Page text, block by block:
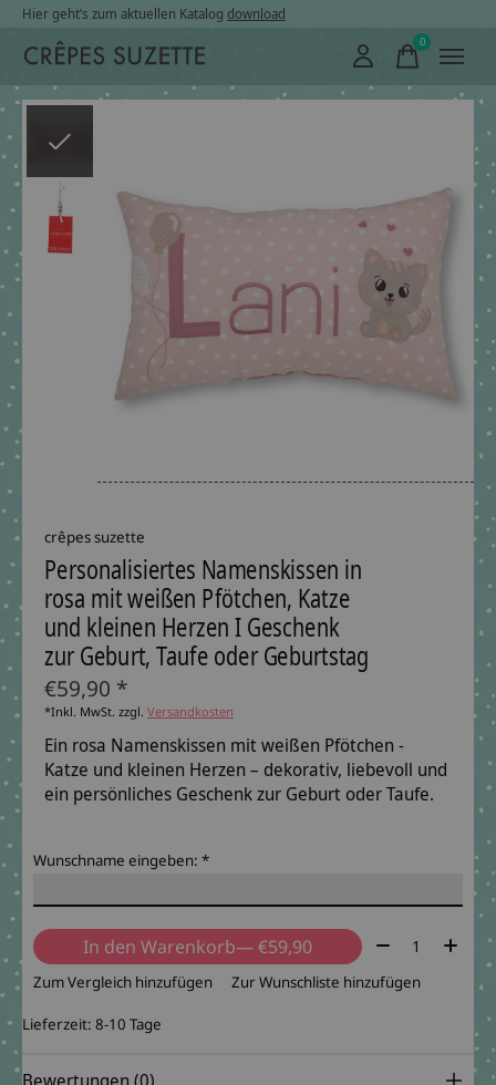
Hier geht’s zum aktuellen Katalog download
0items
crêpes suzette
Personalisiertes Namenskissen in
rosa mit weißen Pfötchen, Katze
und kleinen Herzen I Geschenk
zur Geburt, Taufe oder Geburtstag
€59,90 *
*Inkl. MwSt. zzgl. Versandkosten
Ein rosa Namenskissen mit weißen Pfötchen -
Katze und kleinen Herzen – dekorativ, liebevoll und
ein persönliches Geschenk zur Geburt oder Taufe.
Wunschname eingeben: *
In den Warenkorb — €59,90 Menge:
Zum Vergleich hinzufügen Zur Wunschliste hinzufügen
Lieferzeit: 8-10 Tage